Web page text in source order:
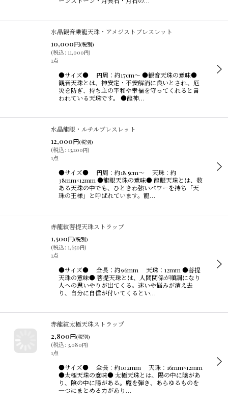
水晶観音乗龍天珠・アメジストブレスレット
10,000円(税別)
(税込: 11,000円)
1点
●サイズ● 円周：約17cm〜 ●観音天珠の意味●
観音天珠とは、神安定・不安解消に良いとされ、厄
災を防ぎ、持ち主の平和や幸福を守ってくれると言
われている天珠です。 ●龍神…
水晶龍眼・ルチルブレスレット
12,000円(税別)
(税込: 13,200円)
1点
●サイズ● 円周：約18.5cm〜 天珠：約
38mm×12mm ●龍眼天珠の意味● 龍眼天珠とは、数
ある天珠の中でも、ひときわ強いパワーを持ち「天
珠の王様」と呼ばれています。龍…
赤龍紋菩提天珠ストラップ
1,500円(税別)
(税込: 1,650円)
1点
●サイズ● 全長：約96mm 天珠：12mm ●菩提
天珠の意味● 菩提天珠とは、人間関係が順調になり
人への思いやりが出てくる。迷いや悩みが消え去
り、自分に自信が付いてくるとい…
赤龍紋太極天珠ストラップ
2,800円(税別)
(税込: 3,080円)
1点
●サイズ● 全長：約102mm 天珠：16mm×12mm
●太極天珠の意味● 太極天珠とは、陽の中に陰があ
り、陰の中に陽がある。魔を弾き、あらゆるものを
一つにまとめる力があり…